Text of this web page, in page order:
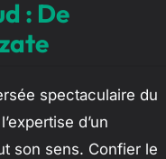
: De
spectaculaire du
d’un
son sens. Confier le